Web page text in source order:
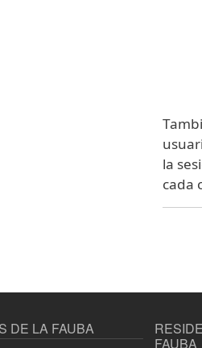
la
cada
DE LA FAUBA
FAUBA